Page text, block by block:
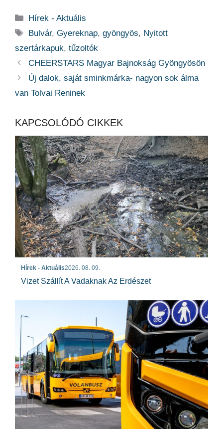
Kategória
Hírek - Aktuális
Címkék
Bulvár,Gyereknap,gyöngyös, Nyitott
szertárkapuk, tűzoltók
CHEERSTARS Magyar Bajnokság Gyöngyösön
Új dalok, saját sminkmárka- nagyon sok álma
van Tolvai Reninek
KAPCSOLÓDÓ CIKKEK
Hírek - Aktuális2026. 08. 09.
Vizet Szállít A Vadaknak Az Erdészet